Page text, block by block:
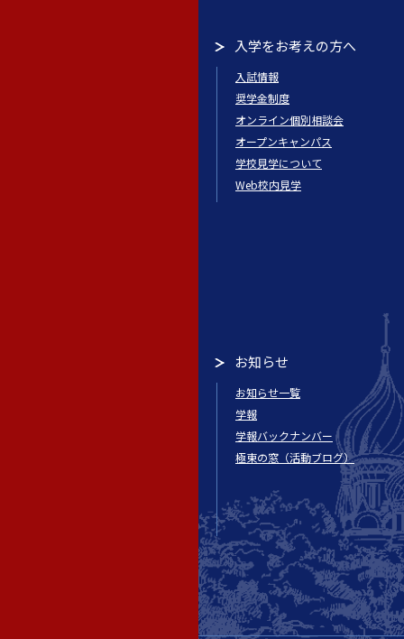
入学をお考えの方へ
入試情報
奨学金制度
オンライン個別相談会
オープンキャンパス
学校見学について
Web校内見学
お知らせ
お知らせ一覧
学報
学報バックナンバー
極東の窓（活動ブログ）